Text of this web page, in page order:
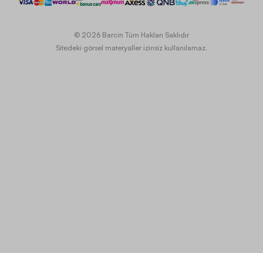
© 2026 Barcin Tüm Hakları Saklıdır
Sitedeki görsel materyaller izinsiz kullanılamaz.